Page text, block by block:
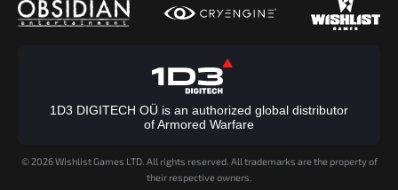
1D3 DIGITECH OÜ is an authorized global distributor
of Armored Warfare
© 2026 Wishlist Games LTD. All rights reserved. All trademarks are the property of
their respective owners.